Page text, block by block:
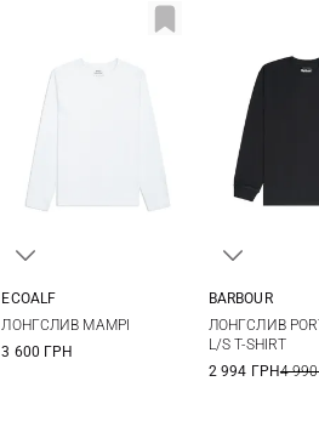
ECOALF
ЛОНГСЛИВ MAMPI
3 600 ГРН
XXL
3XL
BARBOUR
ЛОНГСЛИВ
L/S T-SHIRT
2 994 ГРН4